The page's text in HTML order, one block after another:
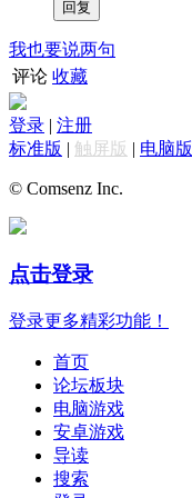
我也要说两句
评论 收藏
登录 | 注册
标准版 | 触屏版 | 电脑版
© Comsenz Inc.
点击登录
登录更多精彩功能！
首页
论坛板块
电脑游戏
安卓游戏
导读
搜索